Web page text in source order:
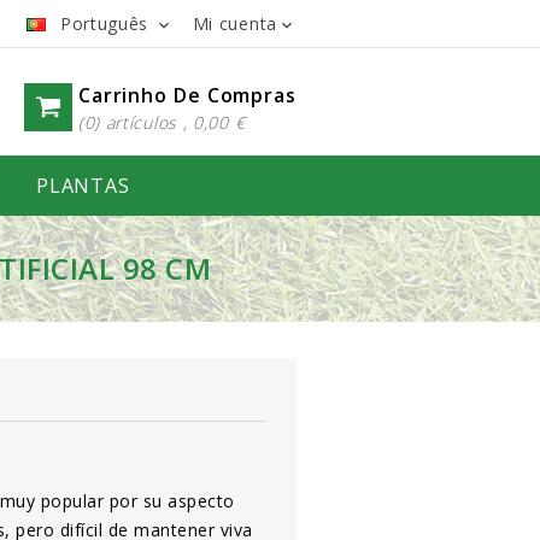
Mi cuenta 
Português 
Carrinho De Compras
(0) artículos , 0,00 €
PLANTAS
98 CM
popular por su aspecto
pero difícil de mantener viva